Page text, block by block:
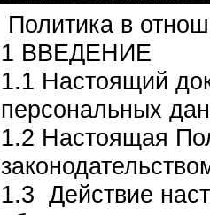
Политика в
1 ВВЕДЕНИЕ
1.1 Настоящий
персональных
1.2 Настоящая
1.3 Действие